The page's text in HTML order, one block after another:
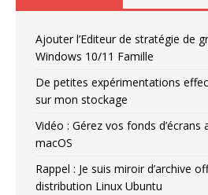
Ajouter l’Editeur de stratégie de
Windows 10/11 Famille
De petites expérimentations
sur mon stockage
Vidéo : Gérez vos fonds d’écrans
macOS
Rappel : Je suis miroir d’archive
distribution Linux Ubuntu